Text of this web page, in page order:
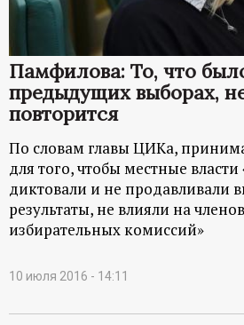
Памфилова: То, что
предыдущих выборах,
повторится
По словам главы ЦИКа,
для того, чтобы местные власти
диктовали и не продавливали
результаты, не влияли на членов
избирательных комиссий»
10 июля 2016 - 14:11